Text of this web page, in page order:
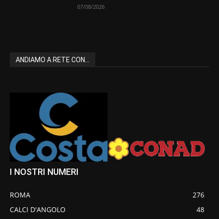
07/08/2026
ANDIAMO A RETE CON...
I NOSTRI NUMERI
ROMA
276
CALCI D'ANGOLO
48